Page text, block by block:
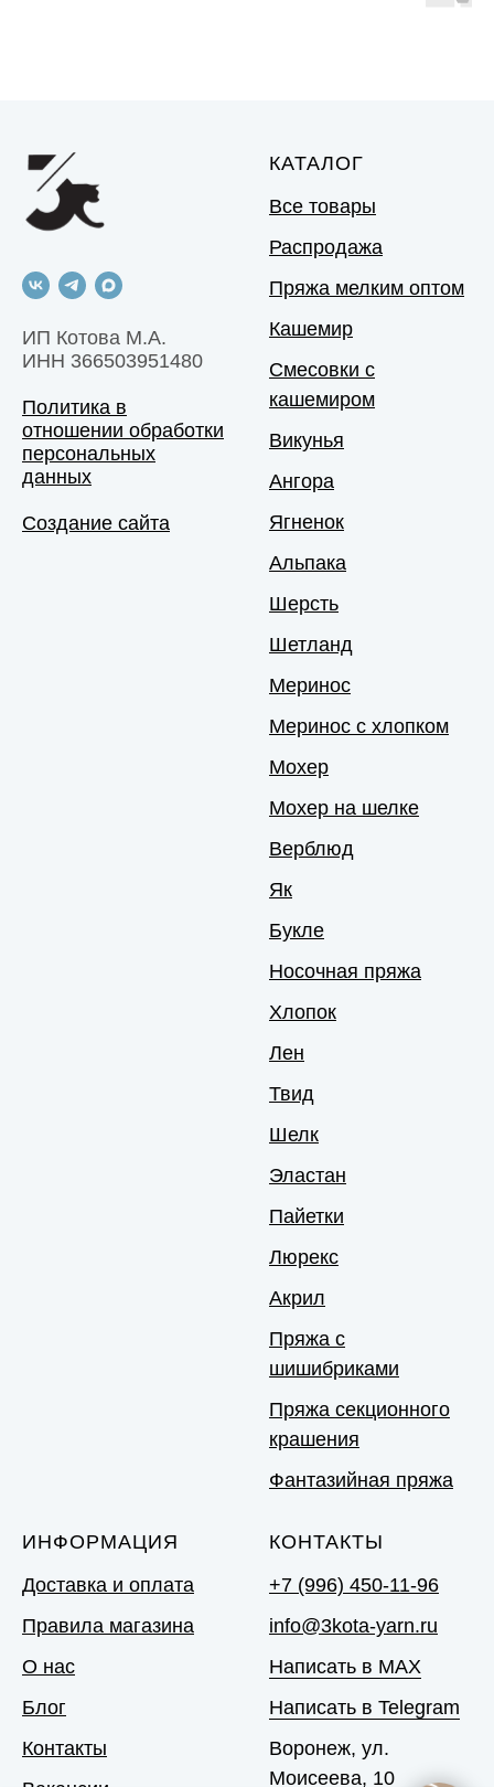
ИП Котова М.А.
ИНН 366503951480
Политика в
отношении обработки
персональных
данных
Создание сайта
КАТАЛОГ
Все товары
Распродажа
Пряжа мелким оптом
Кашемир
Смесовки с
кашемиром
Викунья
Ангора
Ягненок
Альпака
Шерсть
Шетланд
Меринос
Меринос с хлопком
Мохер
Мохер на шелке
Верблюд
Як
Букле
Носочная пряжа
Хлопок
Лен
Твид
Шелк
Эластан
Пайетки
Люрекс
Акрил
Пряжа с
шишибриками
Пряжа секционного
крашения
Фантазийная пряжа
ИНФОРМАЦИЯ
Доставка и оплата
Правила магазина
О нас
Блог
Контакты
КОНТАКТЫ
+7 (996) 450-11-96
info@3kota-yarn.ru
Написать в MAX
Написать в Telegram
Воронеж, ул.
Моисеева, 10